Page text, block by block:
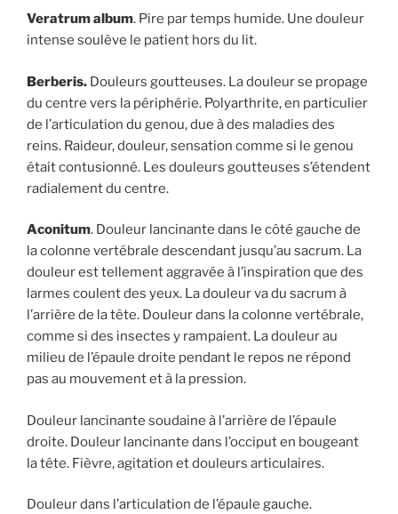
Veratrum album. Pire par temps humide. Une douleur
intense soulève le patient hors du lit.
Berberis. Douleurs goutteuses. La douleur se propage
du centre vers la périphérie. Polyarthrite, en particulier
de l’articulation du genou, due à des maladies des
reins. Raideur, douleur, sensation comme si le genou
était contusionné. Les douleurs goutteuses s’étendent
radialement du centre.
Aconitum. Douleur lancinante dans le côté gauche de
la colonne vertébrale descendant jusqu’au sacrum. La
douleur est tellement aggravée à l’inspiration que des
larmes coulent des yeux. La douleur va du sacrum à
l’arrière de la tête. Douleur dans la colonne vertébrale,
comme si des insectes y rampaient. La douleur au
milieu de l’épaule droite pendant le repos ne répond
pas au mouvement et à la pression.
Douleur lancinante soudaine à l’arrière de l’épaule
droite. Douleur lancinante dans l’occiput en bougeant
la tête. Fièvre, agitation et douleurs articulaires.
Douleur dans l’articulation de l’épaule gauche.